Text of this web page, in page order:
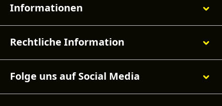
Informationen
Rechtliche Information
Folge uns auf Social Media